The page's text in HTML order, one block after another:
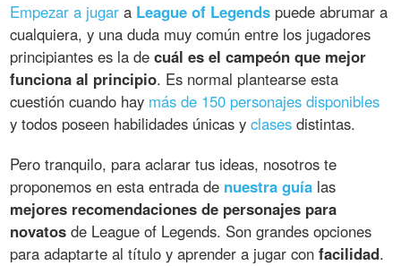
Empezar a jugar a League of Legends puede abrumar a
cualquiera, y una duda muy común entre los jugadores
principiantes es la decuál es el campeón que mejor
funciona al principio. Es normal plantearse esta
cuestión cuando hay más de 150 personajes disponibles
y todos poseen habilidades únicas yclases distintas.
Pero tranquilo, para aclarar tus ideas, nosotros te
proponemos en esta entrada de nuestra guía las
mejores recomendaciones de personajes para
novatos de League of Legends. Son grandes opciones
para adaptarte al título y aprender a jugar confacilidad.